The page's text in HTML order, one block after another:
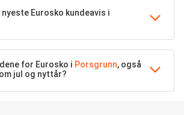
nyeste Eurosko kundeavis i
for Eurosko i Porsgrunn, også
jul og nyttår?